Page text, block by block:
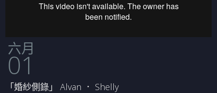
六月
01
「婚紗側錄」 Alvan ． Shelly